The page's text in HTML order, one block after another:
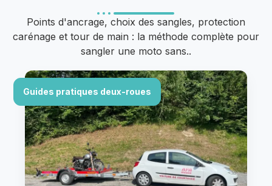
Points d'ancrage, choix des sangles, protection
carénage et tour de main : la méthode complète pour
sangler une moto sans..
Guides pratiques deux-roues